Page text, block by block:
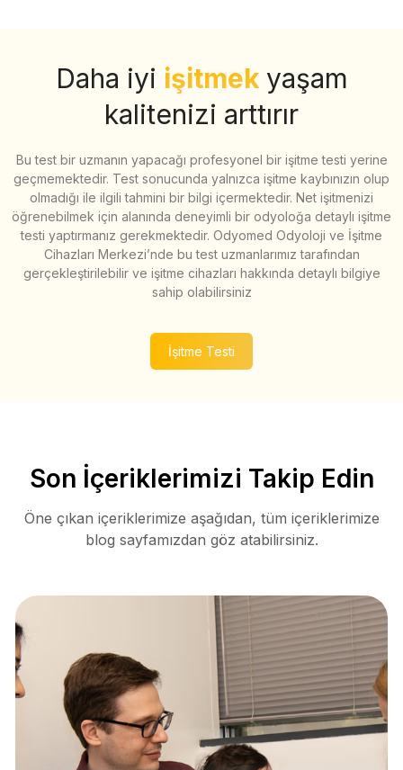
Daha iyi işitmek yaşam
kalitenizi arttırır
Bu test bir uzmanın yapacağı profesyonel bir işitme testi yerine
geçmemektedir. Test sonucunda yalnızca işitme kaybınızın olup
olmadığı ile ilgili tahmini bir bilgi içermektedir. Net işitmenizi
öğrenebilmek için alanında deneyimli bir odyoloğa detaylı işitme
testi yaptırmanız gerekmektedir. Odyomed Odyoloji ve İşitme
Cihazları Merkezi’nde bu test uzmanlarımız tarafından
gerçekleştirilebilir ve işitme cihazları hakkında detaylı bilgiye
sahip olabilirsiniz
İşitme Testi
Son İçeriklerimizi Takip Edin
Öne çıkan içeriklerimize aşağıdan, tüm içeriklerimize
blog sayfamızdan göz atabilirsiniz.